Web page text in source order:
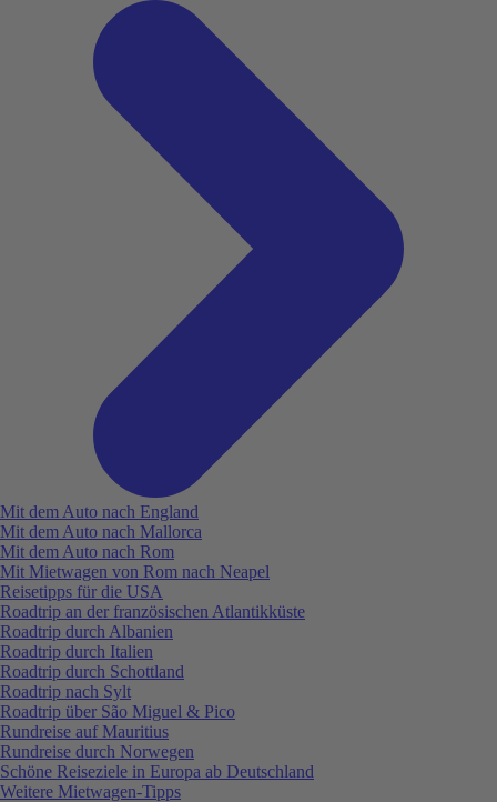
Mit dem Auto nach England
Mit dem Auto nach Mallorca
Mit dem Auto nach Rom
Mit Mietwagen von Rom nach Neapel
Reisetipps für die USA
Roadtrip an der französischen Atlantikküste
Roadtrip durch Albanien
Roadtrip durch Italien
Roadtrip durch Schottland
Roadtrip nach Sylt
Roadtrip über São Miguel & Pico
Rundreise auf Mauritius
Rundreise durch Norwegen
Schöne Reiseziele in Europa ab Deutschland
Weitere Mietwagen-Tipps